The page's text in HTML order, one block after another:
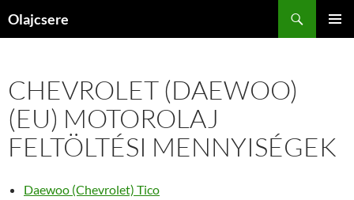
Olajcsere
CHEVROLET (DAEWOO)
(EU) MOTOROLAJ
FELTÖLTÉSI MENNYISÉGEK
Daewoo (Chevrolet) Tico